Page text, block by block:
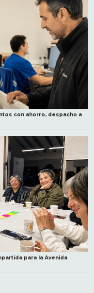
con ahorro, despacho a
para la Avenida